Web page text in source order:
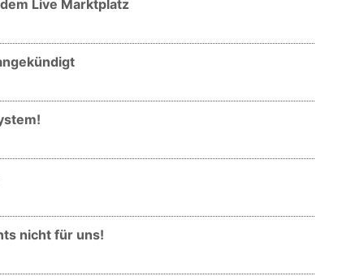
Live Marktplatz
nicht für uns!